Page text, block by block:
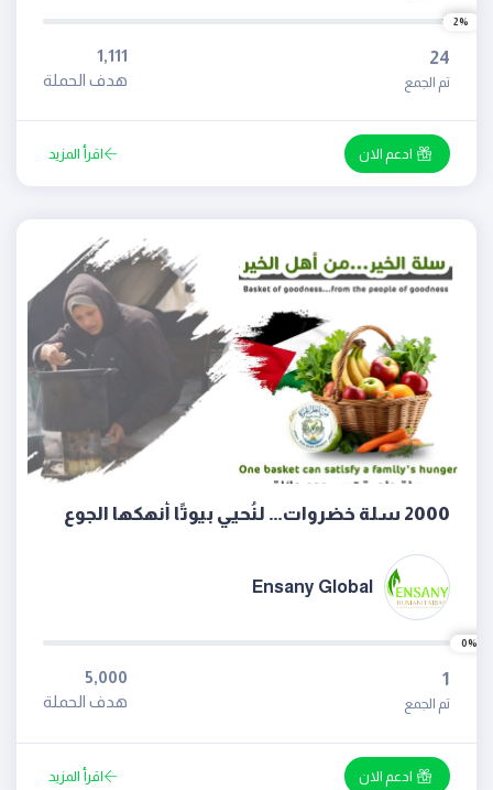
2%
24
تم الجمع
1,111
هدف الحملة
ادعم الان اقرأ المزيد
2000 سلة خضروات… لنُحيي بيوتًا أنهكها الجوع
Ensany Global
0%
1
تم الجمع
5,000
هدف الحملة
ادعم الان اقرأ المزيد